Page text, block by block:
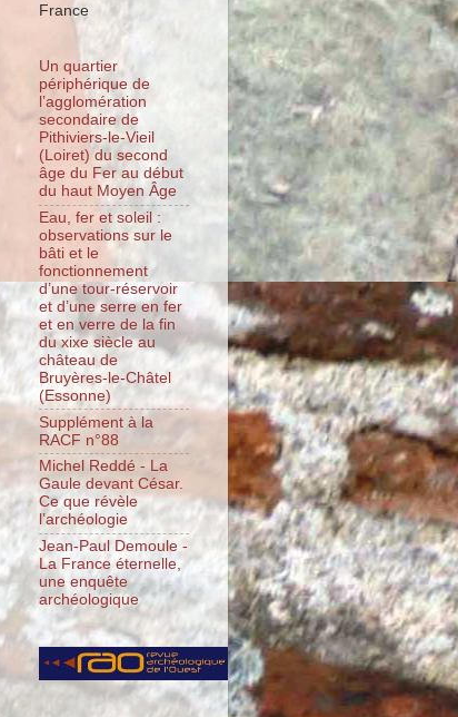
France
Un quartier
périphérique de
l’agglomération
secondaire de
Pithiviers-le-Vieil
(Loiret) du second
âge du Fer au début
du haut Moyen Âge
Eau, fer et soleil :
observations sur le
bâti et le
fonctionnement
d’une tour-réservoir
et d’une serre en fer
et en verre de la fin
du xixe siècle au
château de
Bruyères-le-Châtel
(Essonne)
Supplément à la
RACF n°88
Michel Reddé - La
Gaule devant César.
Ce que révèle
l’archéologie
Jean-Paul Demoule -
La France éternelle,
une enquête
archéologique